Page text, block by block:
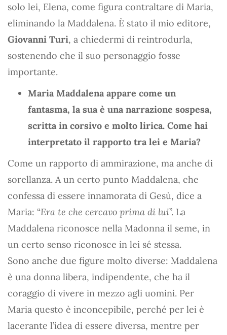
solo lei, Elena, come figura contraltare di Maria,
eliminando la Maddalena. È stato il mio editore,
Giovanni Turi, a chiedermi di reintrodurla,
sostenendo che il suo personaggio fosse
importante.
Maria Maddalena appare come un
fantasma, la sua è una narrazione sospesa,
scritta in corsivo e molto lirica. Come hai
interpretato il rapporto tra lei e Maria?
Come un rapporto di ammirazione, ma anche di
sorellanza. A un certo punto Maddalena, che
confessa di essere innamorata di Gesù, dice a
Maria: “Era te che cercavo prima di lui”. La
Maddalena riconosce nella Madonna il seme, in
un certo senso riconosce in lei sé stessa.
Sono anche due figure molto diverse: Maddalena
è una donna libera, indipendente, che ha il
coraggio di vivere in mezzo agli uomini. Per
Maria questo è inconcepibile, perché per lei è
lacerante l’idea di essere diversa, mentre per